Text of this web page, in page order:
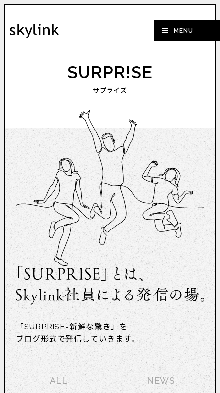
SURPR!SE
サプライズ
「SURPRISE=新鮮な驚き」を
ブログ形式で発信していきます。
ALL NEWS